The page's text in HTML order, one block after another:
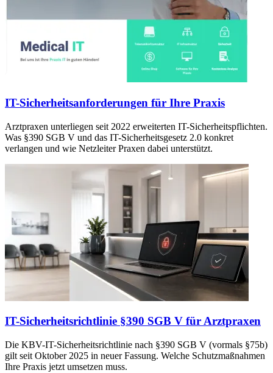
IT-Sicherheitsanforderungen für Ihre Praxis
Arztpraxen unterliegen seit 2022 erweiterten IT-Sicherheitspflichten.
Was §390 SGB V und das IT-Sicherheitsgesetz 2.0 konkret
verlangen und wie Netzleiter Praxen dabei unterstützt.
IT-Sicherheitsrichtlinie §390 SGB V für Arztpraxen
Die KBV-IT-Sicherheitsrichtlinie nach §390 SGB V (vormals §75b)
gilt seit Oktober 2025 in neuer Fassung. Welche Schutzmaßnahmen
Ihre Praxis jetzt umsetzen muss.